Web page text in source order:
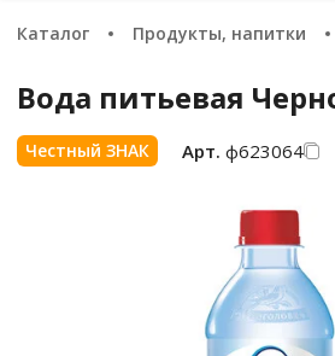
Каталог Продукты, напитки
Вода питьевая
Честный ЗНАК Арт. ф623064